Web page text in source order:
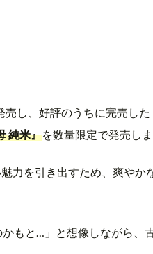
し、好評のうちに完売し
純米』を数量限定で発売しま
力を引き出すため、爽やか
もと…」と想像しながら、